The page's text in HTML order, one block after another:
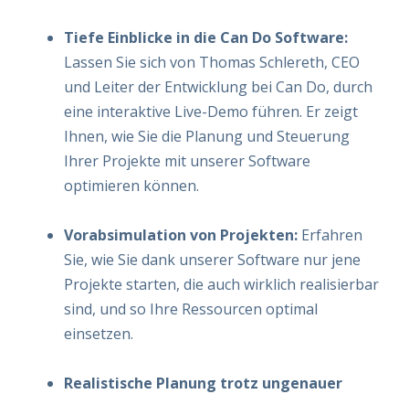
Tiefe Einblicke in die Can Do Software:
Lassen Sie sich von Thomas Schlereth, CEO
und Leiter der Entwicklung bei Can Do, durch
eine interaktive Live-Demo führen. Er zeigt
Ihnen, wie Sie die Planung und Steuerung
Ihrer Projekte mit unserer Software
optimieren können.
Vorabsimulation von Projekten: Erfahren
Sie, wie Sie dank unserer Software nur jene
Projekte starten, die auch wirklich realisierbar
sind, und so Ihre Ressourcen optimal
einsetzen.
Realistische Planung trotz ungenauer